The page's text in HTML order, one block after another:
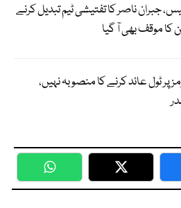
جبران ناصر کا تفتیشی ٹیم تبدیل کرنے
کا موقف بھی آ گیا
پر ٹول عائد کرنے کا منصوبہ نہیں،
WhatsApp Twitter